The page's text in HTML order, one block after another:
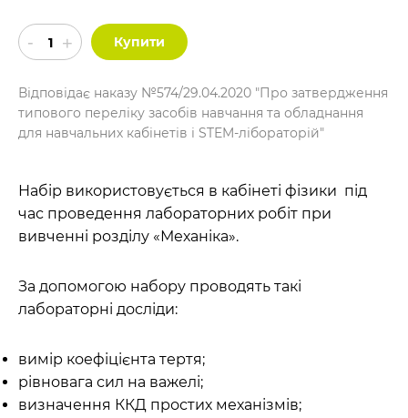
Купити
Відповідає наказу №574/29.04.2020 "Про затвердження
типового переліку засобів навчання та обладнання
для навчальних кабінетів і STEM-лібораторій"
Набір використовується в кабінеті фізики під
час проведення лабораторних робіт при
вивченні розділу «Механіка».
За допомогою набору проводять такі
лабораторні досліди:
вимір коефіцієнта тертя;
рівновага сил на важелі;
визначення ККД простих механізмів;